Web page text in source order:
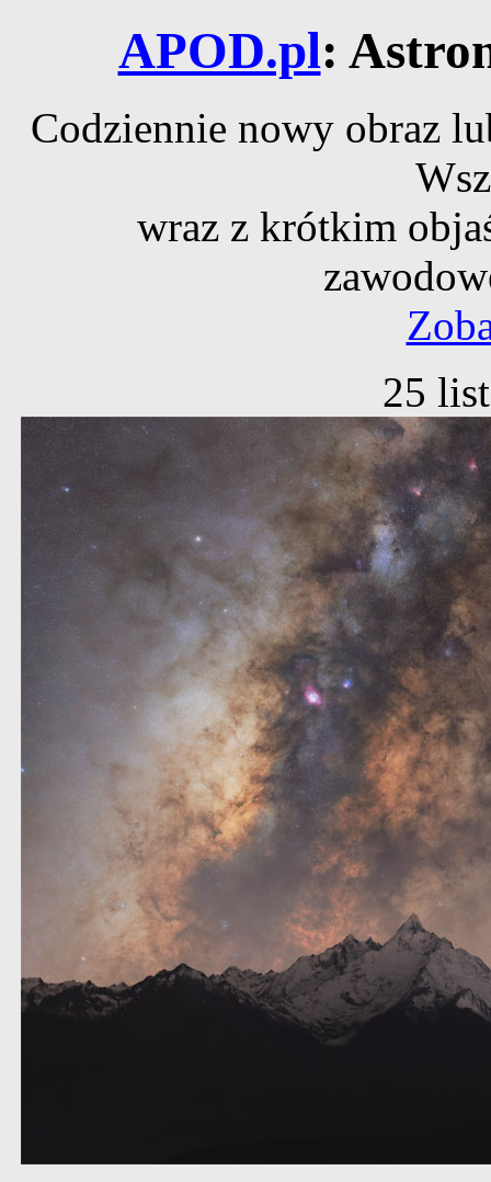
APOD.pl:
Codziennie nowy obraz
wraz z krótkim
25